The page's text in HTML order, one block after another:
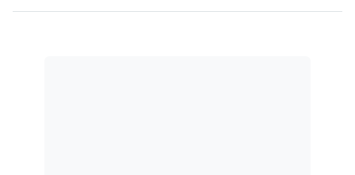
identificar seus autores. Ele é regulamentado